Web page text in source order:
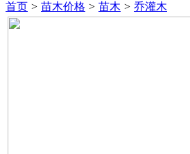
首页 > 苗木价格 > 苗木 > 乔灌木